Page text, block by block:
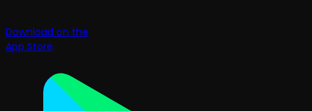
Download on the
App Store